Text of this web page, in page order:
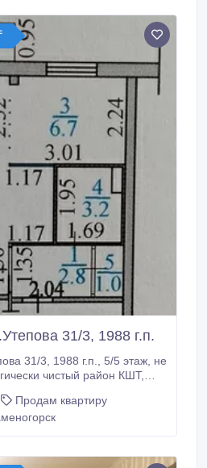
31/3, 1988 г.п.
31/3, 1988 г.п., 5/5 этаж, не
Продам квартиру